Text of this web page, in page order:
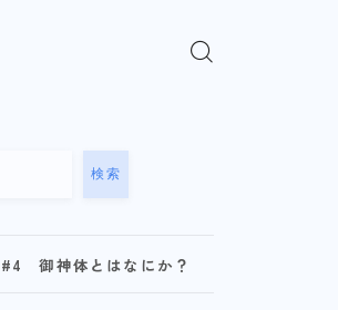
検索
#4 御神体とはなにか？